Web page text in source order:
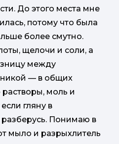
До этого места мне
потому что была
более смутно.
щелочи и соли, а
между
— в общих
растворы, моль и
гляну в
Понимаю в
мыло и разрыхлитель